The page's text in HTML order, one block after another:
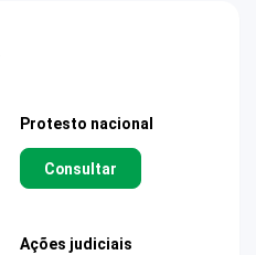
Protesto nacional
Consultar
Ações judiciais